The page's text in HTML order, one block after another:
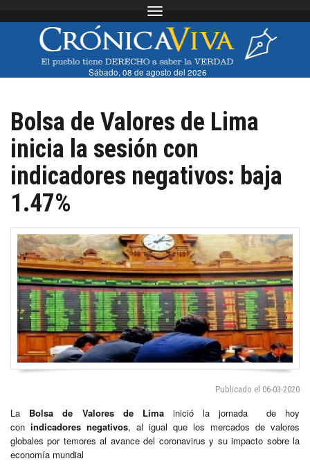
Toggle navigation
Sábado, 08 de agosto del 2026
Bolsa de Valores de Lima
inicia la sesión con
indicadores negativos: baja
1.47%
Publicado el 06-03-2020
La Bolsa de Valores de Limainició la jornada de hoy
con indicadores negativos, al igual que los mercados de valores
globales por temores al avance del coronavirus y su impacto sobre la
economía mundial